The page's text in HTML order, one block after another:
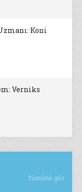
Koni
Verniks
Tümünü gör